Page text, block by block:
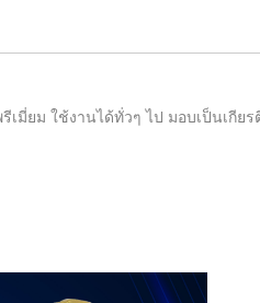
มี่ยม ใช้งานได้ทั่วๆ ไป มอบเป็นเกีย